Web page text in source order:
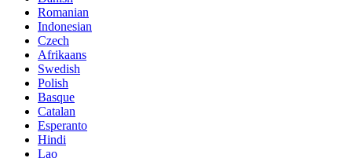
Romanian
Indonesian
Czech
Afrikaans
Swedish
Polish
Basque
Catalan
Esperanto
Hindi
Lao